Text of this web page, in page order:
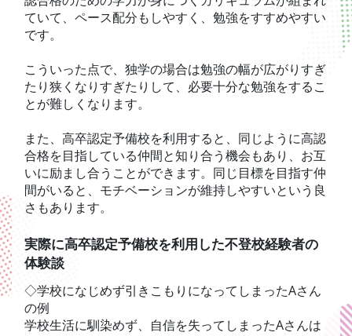
ていて、ペース配分もしやすく、勉強をすすめやすい
です。
こういった点で、独学の場合は勉強の幅が広がりすぎ
たり狭くなりすぎたりして、必要十分な勉強をするこ
とが難しくなります。
また、高卒認定予備校を利用すると、同じように高認
合格を目指している仲間と知り合う機会もあり、お互
いに励まし合うことができます。同じ目標を目指す仲
間がいると、モチベーションが維持しやすいという良
さもあります。
実際に高卒認定予備校を利用した不登校経験者の
体験談
◇学校になじめず引きこもりになってしまったAさん
の例
学校生活に馴染めず、自信を失ってしまったAさんは